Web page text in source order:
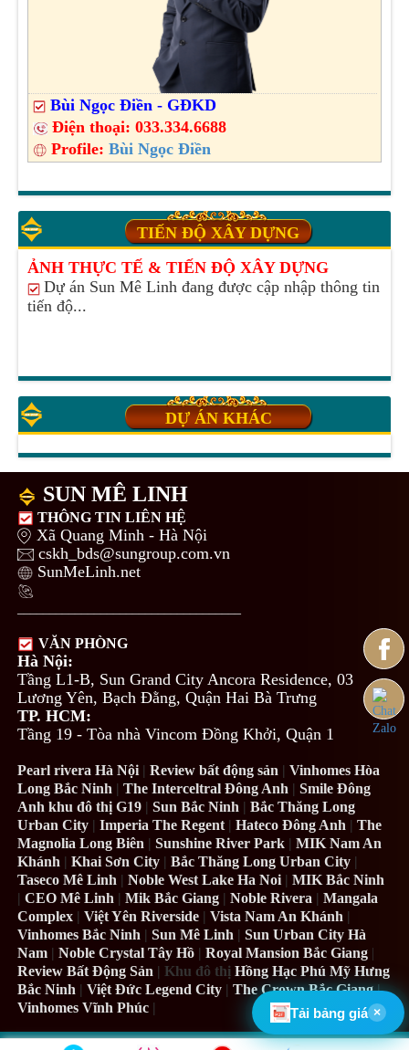
Bùi Ngọc Điền - GĐKD
Điện thoại:033.334.6688
Profile:Bùi Ngọc Điền
TIẾN ĐỘ XÂY DỰNG
ẢNH THỰC TẾ & TIẾN ĐỘ XÂY DỰNG
Dự án Sun Mê Linh đang được cập nhập thông tin
tiến độ...
DỰ ÁN KHÁC
SUN MÊ LINH
THÔNG TIN LIÊN HỆ
Xã Quang Minh - Hà Nội
cskh_bds@sungroup.com.vn
SunMeLinh.net
VĂN PHÒNG
Hà Nội:
Tầng L1-B, Sun Grand City Ancora Residence, 03
Lương Yên, Bạch Đằng, Quận Hai Bà Trưng
TP. HCM:
Tầng 19 - Tòa nhà Vincom Đồng Khởi, Quận 1
Pearl rivera Hà Nội |Review bất động sản |Vinhomes Hòa
Long Bắc Ninh |The Interceltral Đông Anh |Smile Đông
Anh khu đô thị G19 |Sun Bắc Ninh |Bắc Thăng Long
Urban City |Imperia The Regent |Hateco Đông Anh |The
Magnolia Long Biên |Sunshine River Park |MIK Nam An
Khánh |Khai Sơn City |Bắc Thăng Long Urban City |
Taseco Mê Linh |Noble West Lake Ha Noi | MIK Bắc Ninh
|CEO Mê Linh |Mik Bắc Giang |Noble Rivera |Mangala
Complex |Việt Yên Riverside |Vista Nam An Khánh |
Vinhomes Bắc Ninh |Sun Mê Linh |Sun Urban City Hà
Nam | Noble Crystal Tây Hồ |Royal Mansion Bắc Giang |
Review Bất Động Sản | Khu đô thịHồng Hạc Phú Mỹ Hưng
Bắc Ninh |Việt Đức Legend City |The Crown Bắc Giang|
Vinhomes Vĩnh Phúc | Tải bảng giá ×